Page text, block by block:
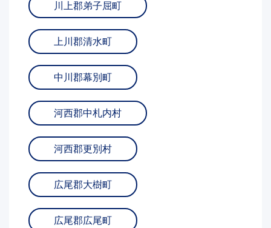
川上郡弟子屈町
上川郡清水町
中川郡幕別町
河西郡中札内村
河西郡更別村
広尾郡大樹町
広尾郡広尾町